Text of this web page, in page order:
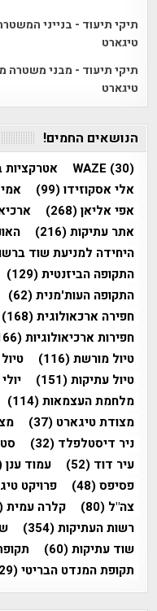
טיגארט
תיקי תיעוד - מבני משטרה
טיגארט
הנושאים החמים!
WAZE (30) אטרקציות
אלי אסקוזידו(99)
אפי אליאן(268)
אתר עתיקות(216)
היחידה למניעת שוד
התקופה הביזנטית(129)
התקופה העות'מנית(62)
חפירה ארכאולוגית(168)
חפירות ארכיאולוגיות(166)
טיול מורשת(116)
טיול עתיקות(151)
מלחמת העצמאות(114)
מצודת טיגארט (37)
ניר דיסטלפלד (32)
עיר דוד (52) עמוד ענן
פסיפס(48) פרויקט
צה"ל (80) קלרה עמית
רשות העתיקות(354)
שוד עתיקות(60)
תקופת המנדט הבריטי(129)